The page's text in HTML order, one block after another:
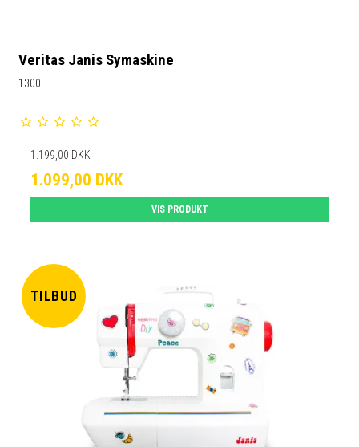
Veritas Janis Symaskine
1300
1.199,00 DKK
1.099,00 DKK
VIS PRODUKT
TILBUD